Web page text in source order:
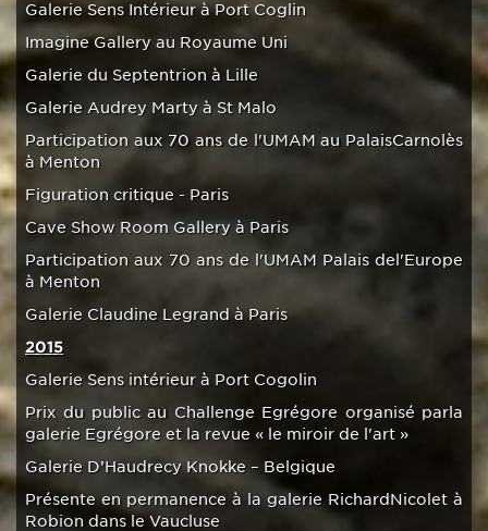
Galerie Sens Intérieur à Port Coglin
Imagine Gallery au Royaume Uni
Galerie du Septentrion à Lille
Galerie Audrey Marty à St Malo
Participation aux 70 ans de l'UMAM au PalaisCarnolès
à Menton
Figuration critique - Paris
Cave Show Room Gallery à Paris
Participation aux 70 ans de l'UMAM Palais del'Europe
à Menton
Galerie Claudine Legrand à Paris
2015
Galerie Sens intérieur à Port Cogolin
Prix du public au Challenge Egrégore organisé parla
galerie Egrégore et la revue « le miroir de l'art »
Galerie D’Haudrecy Knokke – Belgique
Présente en permanence à la galerie RichardNicolet à
Robion dans le Vaucluse